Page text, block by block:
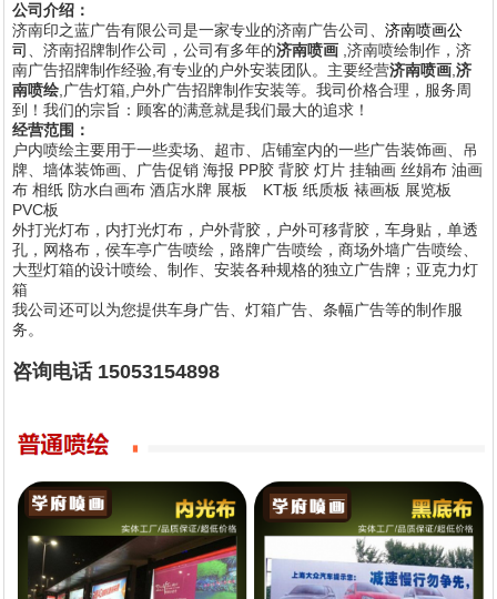
1 2 3 4 5
公司介绍：
济南印之蓝广告有限公司是一家专业的济南广告公司、 济南喷画公
司 、济南招牌制作公司，公司有多年的济南喷画 ,济南喷绘制作，济
南广告招牌制作经验,有专业的户外安装团队。主要经营济南喷画,济
南喷绘,广告灯箱,户外广告招牌制作安装等。我司价格合理，服务周
到！我们的宗旨：顾客的满意就是我们最大的追求！
经营范围：
户内喷绘主要用于一些卖场、超市、店铺室内的一些广告装饰画、吊
牌、墙体装饰画、广告促销 海报 PP胶 背胶 灯片 挂轴画 丝娟布 油画
布 相纸 防水白画布 酒店水牌 展板 KT板 纸质板 裱画板 展览板
PVC板
外打光灯布，内打光灯布，户外背胶，户外可移背胶，车身贴，单透
孔，网格布，侯车亭广告喷绘，路牌广告喷绘，商场外墙广告喷绘、
大型灯箱的设计喷绘、制作、安装各种规格的独立广告牌；亚克力灯
箱
我公司还可以为您提供车身广告、灯箱广告、条幅广告等的制作服
务。
咨询电话 15053154898